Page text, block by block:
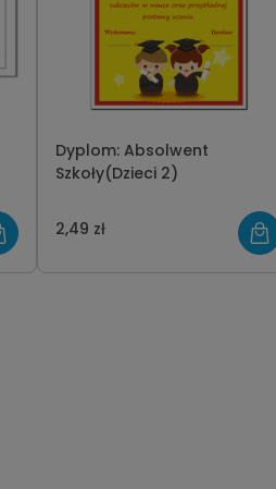
Dyplom: Absolwent
Szkoły(Dzieci 2)
2,49 zł